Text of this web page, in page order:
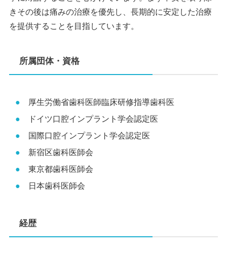
きその後は痛みの治療を優先し、長期的に安定した治療
を提供することを目指しています。
所属団体・資格
厚生労働省歯科医師臨床研修指導歯科医
ドイツ口腔インプラント学会認定医
国際口腔インプラント学会認定医
新宿区歯科医師会
東京都歯科医師会
日本歯科医師会
経歴